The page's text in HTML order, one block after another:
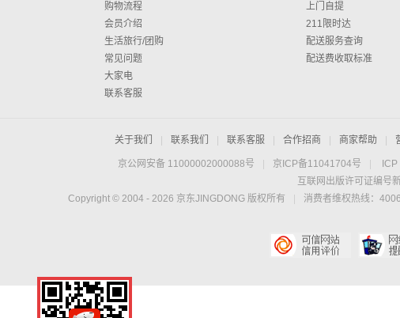
购物流程
会员介绍
生活旅行/团购
常见问题
大家电
联系客服
上门自提
211限时达
配送服务查询
配送费收取标准
关于我们 联系我们 联系客服 合作招商 商家帮助
京公网安备 11000002000088号 京ICP备11041704号 ICP
互联网出版许可证编号
Copyright © 2004 - 2026 京东JINGDONG 版权所有 消费者维权热线：